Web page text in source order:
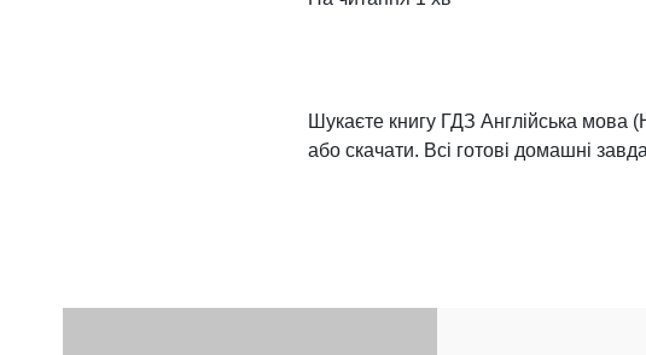
Шукаєте книгу ГДЗ Англійська мова
або скачати. Всі готові домашні